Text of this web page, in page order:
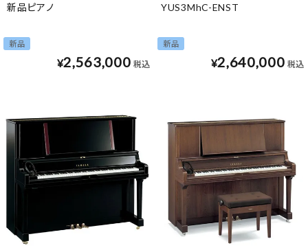
新品ピアノ
新品
¥2,563,000 税込
YUS3MhC-ENST
新品
¥2,640,000 税込